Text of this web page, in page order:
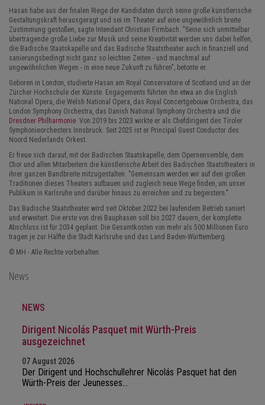
Hasan habe aus der finalen Riege der Kandidaten durch seine große künstlerische
Gestaltungskraft herausgeragt und sei im Theater auf eine ungewöhnlich breite
Zustimmung gestoßen, sagte Intendant Christian Firmbach. "Seine sich unmittelbar
übertragende große Liebe zur Musik und seine Kreativität werden uns dabei helfen,
die Badische Staatskapelle und das Badische Staatstheater auch in finanziell und
sanierungsbedingt nicht ganz so leichten Zeiten - und manchmal auf
ungewöhnlichen Wegen - in eine neue Zukunft zu führen", betonte er.
Geboren in London, studierte Hasan am Royal Conservatoire of Scotland und an der
Zürcher Hochschule der Künste. Engagements führten ihn etwa an die English
National Opera, die Welsh National Opera, das Royal Concertgebouw Orchestra, das
London Symphony Orchestra, das Danish National Symphony Orchestra und die
Dresdner Philharmonie. Von 2019 bis 2023 wirkte er als Chefdirigent des Tiroler
Symphonieorchesters Innsbruck. Seit 2025 ist er Principal Guest Conductor des
Noord Nederlands Orkest.
Er freue sich darauf, mit der Badischen Staatskapelle, dem Opernensemble, dem
Chor und allen Mitarbeitern die künstlerische Arbeit des Badischen Staatstheaters in
ihrer ganzen Bandbreite mitzugestalten. "Gemeinsam werden wir auf den großen
Traditionen dieses Theaters aufbauen und zugleich neue Wege finden, um unser
Publikum in Karlsruhe und darüber hinaus zu erreichen und zu begeistern."
Das Badische Staatstheater wird seit Oktober 2022 bei laufendem Betrieb saniert
und erweitert. Die erste von drei Bauphasen soll bis 2027 dauern, der komplette
Abschluss ist für 2034 geplant. Die Gesamtkosten von mehr als 500 Millionen Euro
tragen je zur Hälfte die Stadt Karlsruhe und das Land Baden-Württemberg.
© MH - Alle Rechte vorbehalten.
News
NEWS
Dirigent Nicolás Pasquet mit Würth-Preis
ausgezeichnet
07 August 2026
Der Dirigent und Hochschullehrer Nicolás Pasquet hat den
Würth-Preis der Jeunesses…